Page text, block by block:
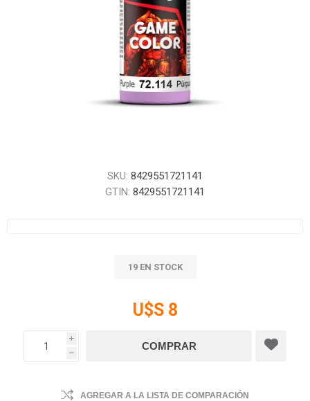
SKU: 8429551721141
GTIN: 8429551721141
19 EN STOCK
U$S 8
i
h
AGREGAR A LA LISTA DE COMPARACIÓN